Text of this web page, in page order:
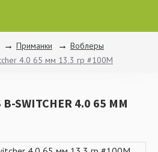
Приманки
Воблеры
4.0 65 мм 13.3 гр #100M
SWITCHER 4.0 65 ММ